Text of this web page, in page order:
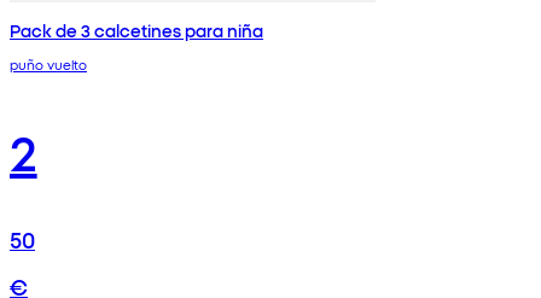
Pack de 3 calcetines para niña
puño vuelto
2
50
€